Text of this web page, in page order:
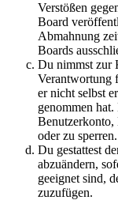
Verstößen
Board
Abmahnung
Boards
Du nimmst zur
Verantwortung
er nicht selbst
genommen
Benutzerkonto,
oder zu sperren.
Du gestattest
abzuändern,
geeignet sind,
zuzufügen.